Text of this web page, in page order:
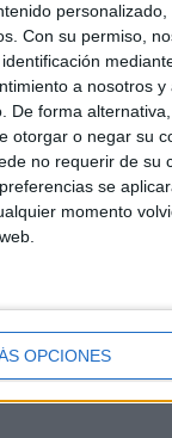
Con su permiso,
a nosotros
De forma
otorgar o negar su
no requerir de su
se
momento
OPCIONES
víctima sufrió
una primera
sufridas,
sentencia.